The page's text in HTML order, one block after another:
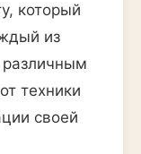
который
из
различным
техники
своей